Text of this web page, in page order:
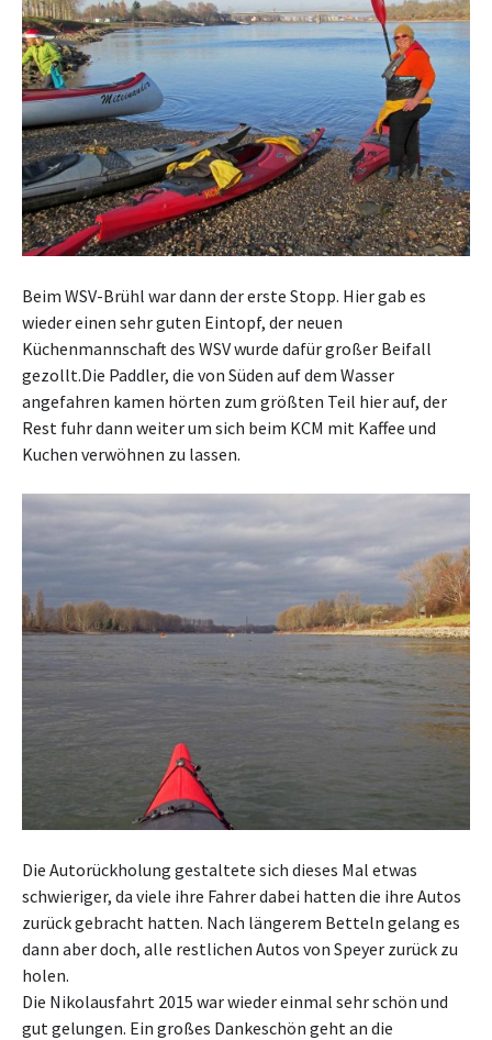
Beim WSV-Brühl war dann der erste Stopp. Hier gab es
wieder einen sehr guten Eintopf, der neuen
Küchenmannschaft des WSV wurde dafür großer Beifall
gezollt.Die Paddler, die von Süden auf dem Wasser
angefahren kamen hörten zum größten Teil hier auf, der
Rest fuhr dann weiter um sich beim KCM mit Kaffee und
Kuchen verwöhnen zu lassen.
Die Autorückholung gestaltete sich dieses Mal etwas
schwieriger, da viele ihre Fahrer dabei hatten die ihre Autos
zurück gebracht hatten. Nach längerem Betteln gelang es
dann aber doch, alle restlichen Autos von Speyer zurück zu
holen.
Die Nikolausfahrt 2015 war wieder einmal sehr schön und
gut gelungen. Ein großes Dankeschön geht an die